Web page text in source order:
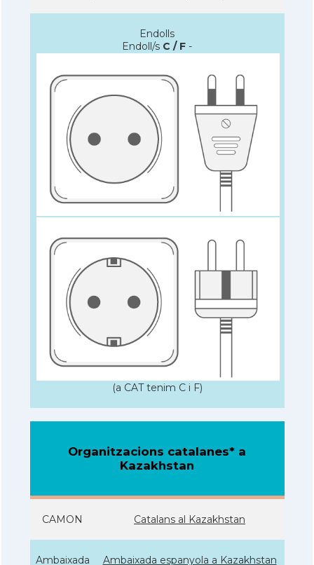
Endolls
Endoll/s C / F -
(a CAT tenim C i F)
Organitzacions catalanes* a
Kazakhstan
CAMON Catalans al Kazakhstan
Ambaixada Ambaixada espanyola a Kazakhstan